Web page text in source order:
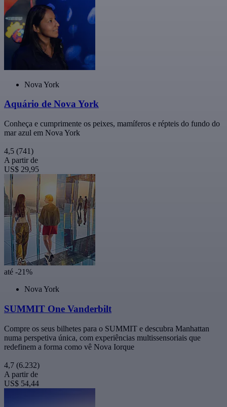
Nova York
Aquário de Nova York
Conheça e cumprimente os peixes, mamíferos e répteis do fundo do
mar azul em Nova York
4,5 (741)
A partir de
US$ 29,95
até -21%
Nova York
SUMMIT One Vanderbilt
Compre os seus bilhetes para o SUMMIT e descubra Manhattan
numa perspetiva única, com experiências multissensoriais que
redefinem a forma como vê Nova Iorque
4,7 (6.232)
A partir de
US$ 54,44